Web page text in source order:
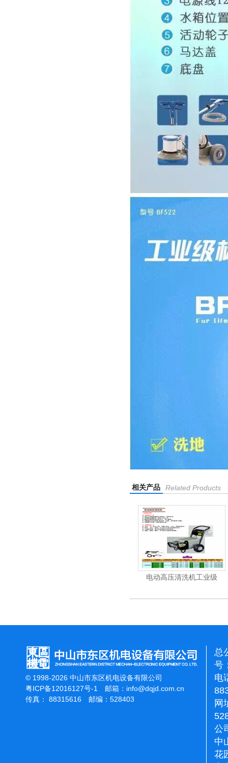
相关产品 Related Products
电动高压清洗机工业级 电动高
© 1998-2026 中山市东区机电设备有限公司
粤ICP备12016127号-1
邮箱： info@dqjd.com.cn
传真： 88315616 邮编：528403
总
号
电
网
公
中
花